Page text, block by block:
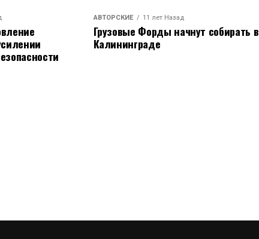
АВТОРСКИЕ 11 лет Назад
Грузовые Форды начнут собирать в
Калининграде